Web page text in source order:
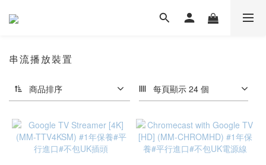
串流播放裝置
商品排序 每頁顯示 24 個